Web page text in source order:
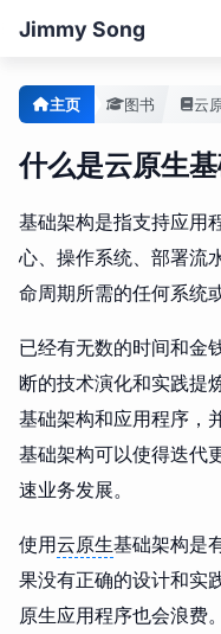
Jimmy Song
主页 图书 云
什么是云原生
基础架构是指支持应用
心、操作系统、部署流水
命周期所需的任何系统
已经有无数的时间和金
断的技术演化和实践提
基础架构和应用程序，
基础架构可以使得迭代
速业务发展。
使用云原生基础架构是
果没有正确的设计和实
原生应用程序也会浪费